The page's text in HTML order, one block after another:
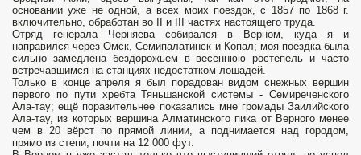
основании уже не одной, а всех моих поездок, с 1857 по 1868 г.
включительно, обработан во II и III частях настоящего труда.
Отряд генерала Черняева собирался в Верном, куда я и
направился через Омск, Семипалатинск и Копал; моя поездка была
сильно замедлена бездорожьем в весеннюю ростепель и часто
встречавшимся на станциях недостатком лошадей.
Только в конце апреля я был порадован видом снежных вершин
первого по пути хребта Тяньшанской системы - Семиреченского
Ала-тау; ещё поразительнее показались мне громады Заилийского
Ала-тау, из которых вершина Алматинского пика от Верного менее
чем в 20 вёрст по прямой линии, а поднимается над городом,
прямо из степи, почти на 12 000 фут.